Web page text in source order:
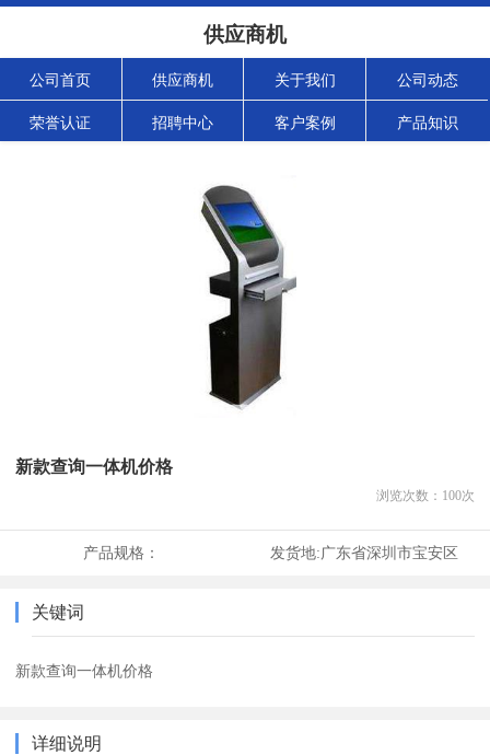
供应商机
公司首页 供应商机 关于我们 公司动态
荣誉认证 招聘中心 客户案例 产品知识
新款查询一体机价格
浏览次数： 100次
产品规格： 发货地:广东省深圳市宝安区
关键词
新款查询一体机价格
详细说明